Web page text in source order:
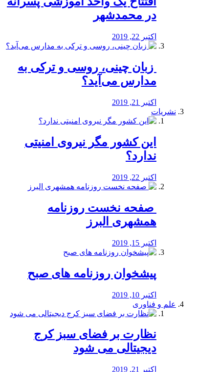
در محمدشهر
اکتبر 22, 2019
️ زبان چینی، روسی و ترکی به
مدارس می‌آید؟
اکتبر 21, 2019
نشریات
این کشور مگر نیروی امنیتی
ندارد؟
اکتبر 22, 2019
️ صفحه نخست روزنامه‌
همشهری البرز
اکتبر 15, 2019
پیشخوان روزنامه های صبح
اکتبر 10, 2019
علم و فناوری
نظارت بر فضای سبز کرج
دیجیتالی می شود
اکتبر 21, 2019